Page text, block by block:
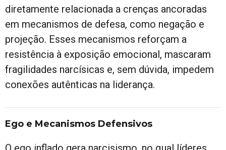
diretamente relacionada a crenças ancoradas
em mecanismos de defesa, como negação e
projeção. Esses mecanismos reforçam a
resistência à exposição emocional, mascaram
fragilidades narcísicas e, sem dúvida, impedem
conexões autênticas na liderança.
Ego e Mecanismos Defensivos